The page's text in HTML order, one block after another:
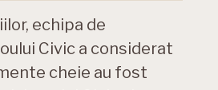
echipa de
Civic a considerat
cheie au fost